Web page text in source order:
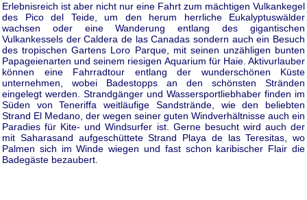
Erlebnisreich ist aber nicht nur eine Fahrt zum mächtigen Vulkankegel
des Pico del Teide, um den herum herrliche Eukalyptuswälder
wachsen oder eine Wanderung entlang des gigantischen
Vulkankessels der Caldera de las Canadas sondern auch ein Besuch
des tropischen Gartens Loro Parque, mit seinen unzähligen bunten
Papageienarten und seinem riesigen Aquarium für Haie. Aktivurlauber
können eine Fahrradtour entlang der wunderschönen Küste
unternehmen, wobei Badestopps an den schönsten Stränden
eingelegt werden. Strandgänger und Wassersportliebhaber finden im
Süden von Teneriffa weitläufige Sandstrände, wie den beliebten
Strand El Medano, der wegen seiner guten Windverhältnisse auch ein
Paradies für Kite- und Windsurfer ist. Gerne besucht wird auch der
mit Saharasand aufgeschüttete Strand Playa de las Teresitas, wo
Palmen sich im Winde wiegen und fast schon karibischer Flair die
Badegäste bezaubert.